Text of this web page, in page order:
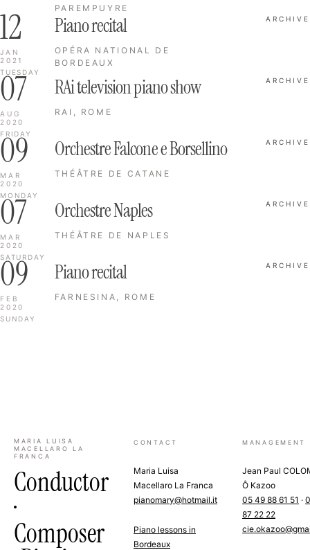
PAREMPUYRE
12
JAN
2021
TUESDAY
Piano recital
OPÉRA NATIONAL DE
BORDEAUX
ARCHIVE
07
AUG
2020
FRIDAY
RAi television piano show
RAI, ROME
ARCHIVE
09
MAR
2020
MONDAY
Orchestre Falcone e Borsellino
THÉÂTRE DE CATANE
ARCHIVE
07
MAR
2020
SATURDAY
Orchestre Naples
THÉÂTRE DE NAPLES
ARCHIVE
09
FEB
2020
SUNDAY
Piano recital
FARNESINA, ROME
ARCHIVE
MARIA LUISA
MACELLARO LA
FRANCA
Conductor
·
Composer
CONTACT
Maria Luisa
Macellaro La Franca
pianomary@hotmail.it
Piano lessons in
Bordeaux
MANAGEMENT
Jean Paul
Ô Kazoo
05 49 88 61 51 ·
87 22 22